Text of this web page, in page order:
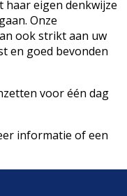
eigen denkwijze
Onze
ook strikt aan uw
en goed bevonden
voor één dag
informatie of een